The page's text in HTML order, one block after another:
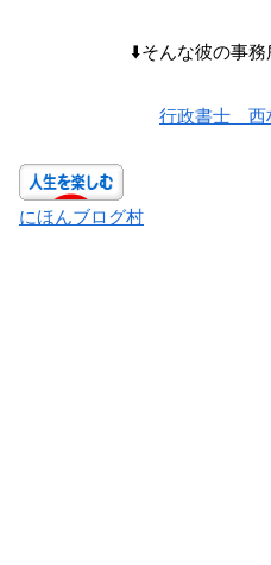
⬇️そんな彼の事
行政書士 西
にほんブログ村